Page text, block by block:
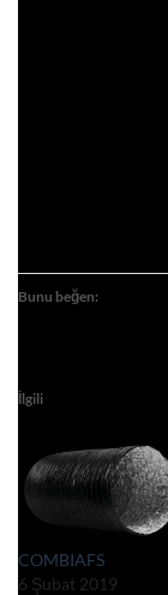
Bunu beğen:
İlgili
COMBIAFS
6 Şubat 2019